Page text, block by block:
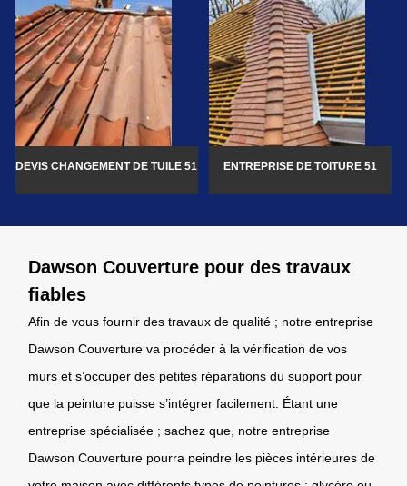
DEVIS CHANGEMENT DE TUILE 51 ENTREPRISE DE TOITURE 51
Dawson Couverture pour des travaux
fiables
Afin de vous fournir des travaux de qualité ; notre entreprise
Dawson Couverture va procéder à la vérification de vos
murs et s’occuper des petites réparations du support pour
que la peinture puisse s’intégrer facilement. Étant une
entreprise spécialisée ; sachez que, notre entreprise
Dawson Couverture pourra peindre les pièces intérieures de